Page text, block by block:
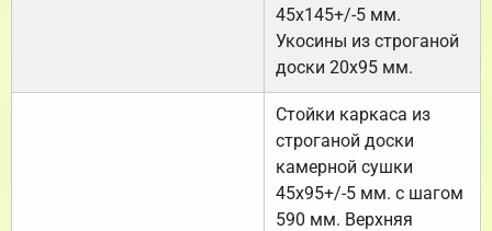
45х145+/-5 мм.
Укосины из строганой
доски 20х95 мм.
Стойки каркаса из
строганой доски
камерной сушки
45х95+/-5 мм. с шагом
590 мм. Верхняя